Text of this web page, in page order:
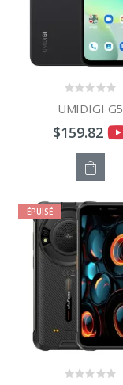
UMIDIGI G5
$159.82
ÉPUISÉ
ÉPUISÉ